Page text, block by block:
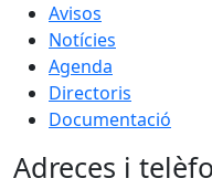
Avisos
Notícies
Agenda
Directoris
Documentació
Adreces i